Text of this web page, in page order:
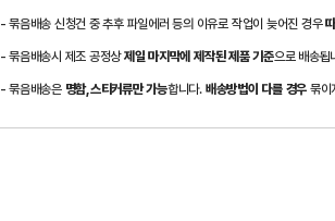
- 묶음배송 신청건 중 추후 파일에러 등의 이유로 작업이 늦어진 경우
- 묶음배송시 제조 공정상제일 마지막에 제작된 제품 기준으로 배송됩
- 묶음배송은 명함,스티커류만 가능합니다. 배송방법이 다를 경우 묶이